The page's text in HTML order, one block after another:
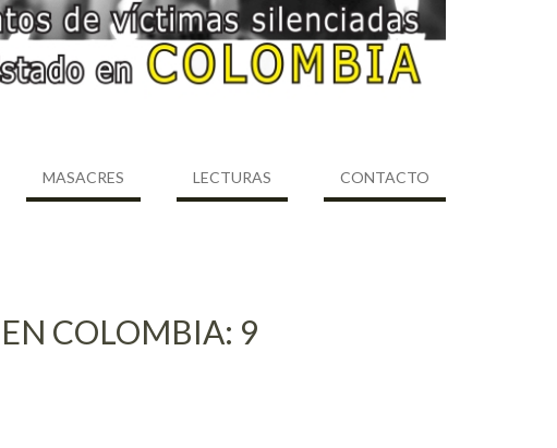
MASACRES LECTURAS CONTACTO
COLOMBIA: 9